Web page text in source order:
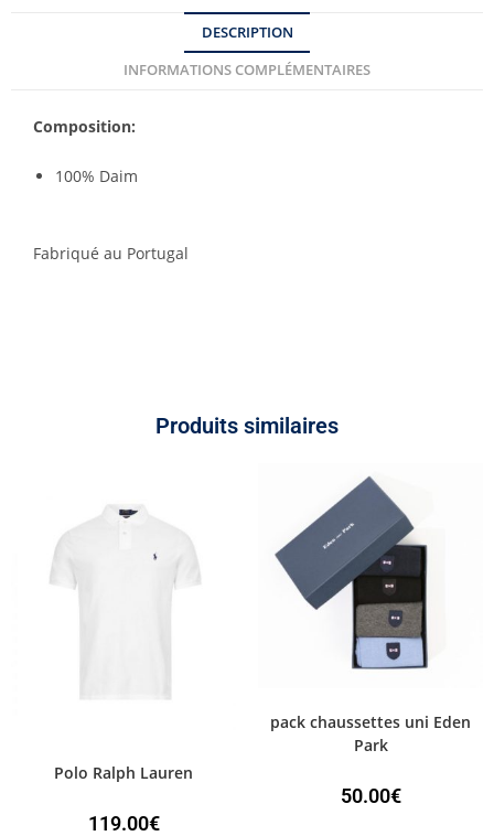
DESCRIPTION
INFORMATIONS COMPLÉMENTAIRES
Composition:
100% Daim
Fabriqué au Portugal
Produits similaires
Polo Ralph Lauren
119.00€
pack chaussettes uni Eden
Park
50.00€